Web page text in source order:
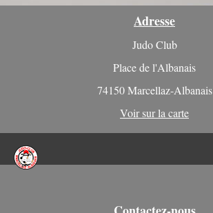
Adresse
Judo Club
Place de l'Albanais
74150 Marcellaz-Albanais
Voir sur la carte